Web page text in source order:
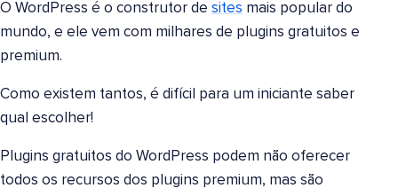
O WordPress é o construtor de sites mais popular do
mundo, e ele vem com milhares de plugins gratuitos e
premium.
Como existem tantos, é difícil para um iniciante saber
qual escolher!
Plugins gratuitos do WordPress podem não oferecer
todos os recursos dos plugins premium, mas são